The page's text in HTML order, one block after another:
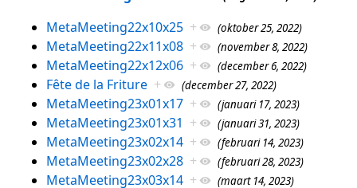
MetaMeeting22x10x25 + (oktober 25, 2022)
MetaMeeting22x11x08 + (november 8, 2022)
MetaMeeting22x12x06 + (december 6, 2022)
Fête de la Friture + (december 27, 2022)
MetaMeeting23x01x17 + (januari 17, 2023)
MetaMeeting23x01x31 + (januari 31, 2023)
MetaMeeting23x02x14 + (februari 14, 2023)
MetaMeeting23x02x28 + (februari 28, 2023)
MetaMeeting23x03x14 + (maart 14, 2023)